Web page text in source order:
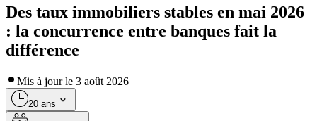
Des taux immobiliers stables en mai 2026
: la concurrence entre banques fait la
différence
Mis à jour le 3 août 2026
20 ans